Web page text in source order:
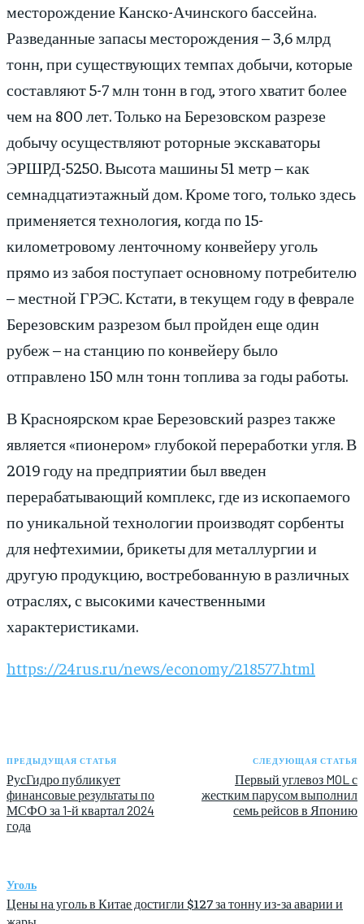
месторождение Канско-Ачинского бассейна.
Разведанные запасы месторождения – 3,6 млрд
тонн, при существующих темпах добычи, которые
составляют 5-7 млн тонн в год, этого хватит более
чем на 800 лет. Только на Березовском разрезе
добычу осуществляют роторные экскаваторы
ЭРШРД-5250. Высота машины 51 метр – как
семнадцатиэтажный дом. Кроме того, только здесь
применяется технология, когда по 15-
километровому ленточному конвейеру уголь
прямо из забоя поступает основному потребителю
– местной ГРЭС. Кстати, в текущем году в феврале
Березовским разрезом был пройден еще один
рубеж – на станцию по конвейеру было
отправлено 150 млн тонн топлива за годы работы.
В Красноярском крае Березовский разрез также
является «пионером» глубокой переработки угля. В
2019 году на предприятии был введен
перерабатывающий комплекс, где из ископаемого
по уникальной технологии производят сорбенты
для нефтехимии, брикеты для металлургии и
другую продукцию, востребованную в различных
отраслях, с высокими качественными
характеристиками.
https://24rus.ru/news/economy/218577.html
ПРЕДЫДУЩАЯ СТАТЬЯ
РусГидро публикует
финансовые результаты по
МСФО за 1-й квартал 2024
года
СЛЕДУЮЩАЯ СТАТЬЯ
Первый углевоз MOL с
жестким парусом выполнил
семь рейсов в Японию
Уголь
Цены на уголь в Китае достигли $127 за тонну из-за аварии и